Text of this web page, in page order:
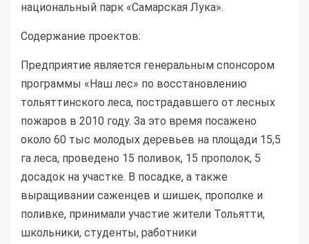
национальный парк «Самарская Лука».
Содержание проектов:
Предприятие является генеральным спонсором
программы «Наш лес» по восстановлению
тольяттинского леса, пострадавшего от лесных
пожаров в 2010 году. За это время посажено
около 60 тыс молодых деревьев на площади 15,5
га леса, проведено 15 поливок, 15 прополок, 5
досадок на участке. В посадке, а также
выращивании саженцев и шишек, прополке и
поливке, принимали участие жители Тольятти,
школьники, студенты, работники